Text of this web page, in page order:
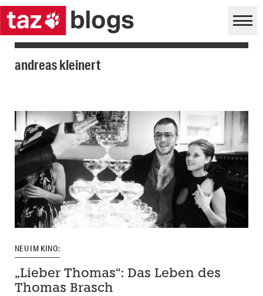
andreas kleinert
NEU IM KINO:
„Lieber Thomas“: Das Leben des
Thomas Brasch